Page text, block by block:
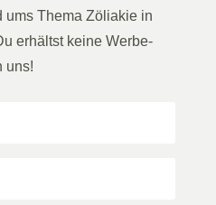
ums Thema Zöliakie in
erhältst keine Werbe-
uns!